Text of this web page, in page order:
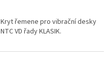
Kryt řemene pro vibrační desky
NTC VD řady KLASIK.